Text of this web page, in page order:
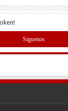
Siguenos